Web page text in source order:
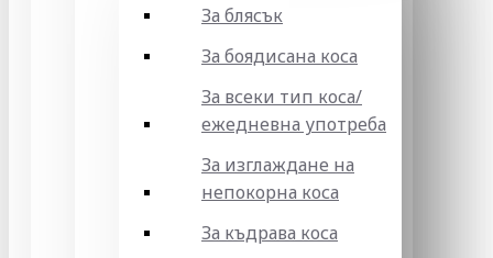
За блясък
За боядисана коса
За всеки тип коса/
ежедневна употреба
За изглаждане на
непокорна коса
За къдрава коса